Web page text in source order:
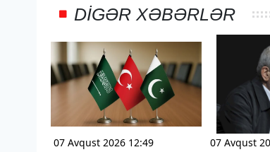
DIGƏR XƏBƏRLƏR
07 Avqust 2026 12:49
07 Avqust